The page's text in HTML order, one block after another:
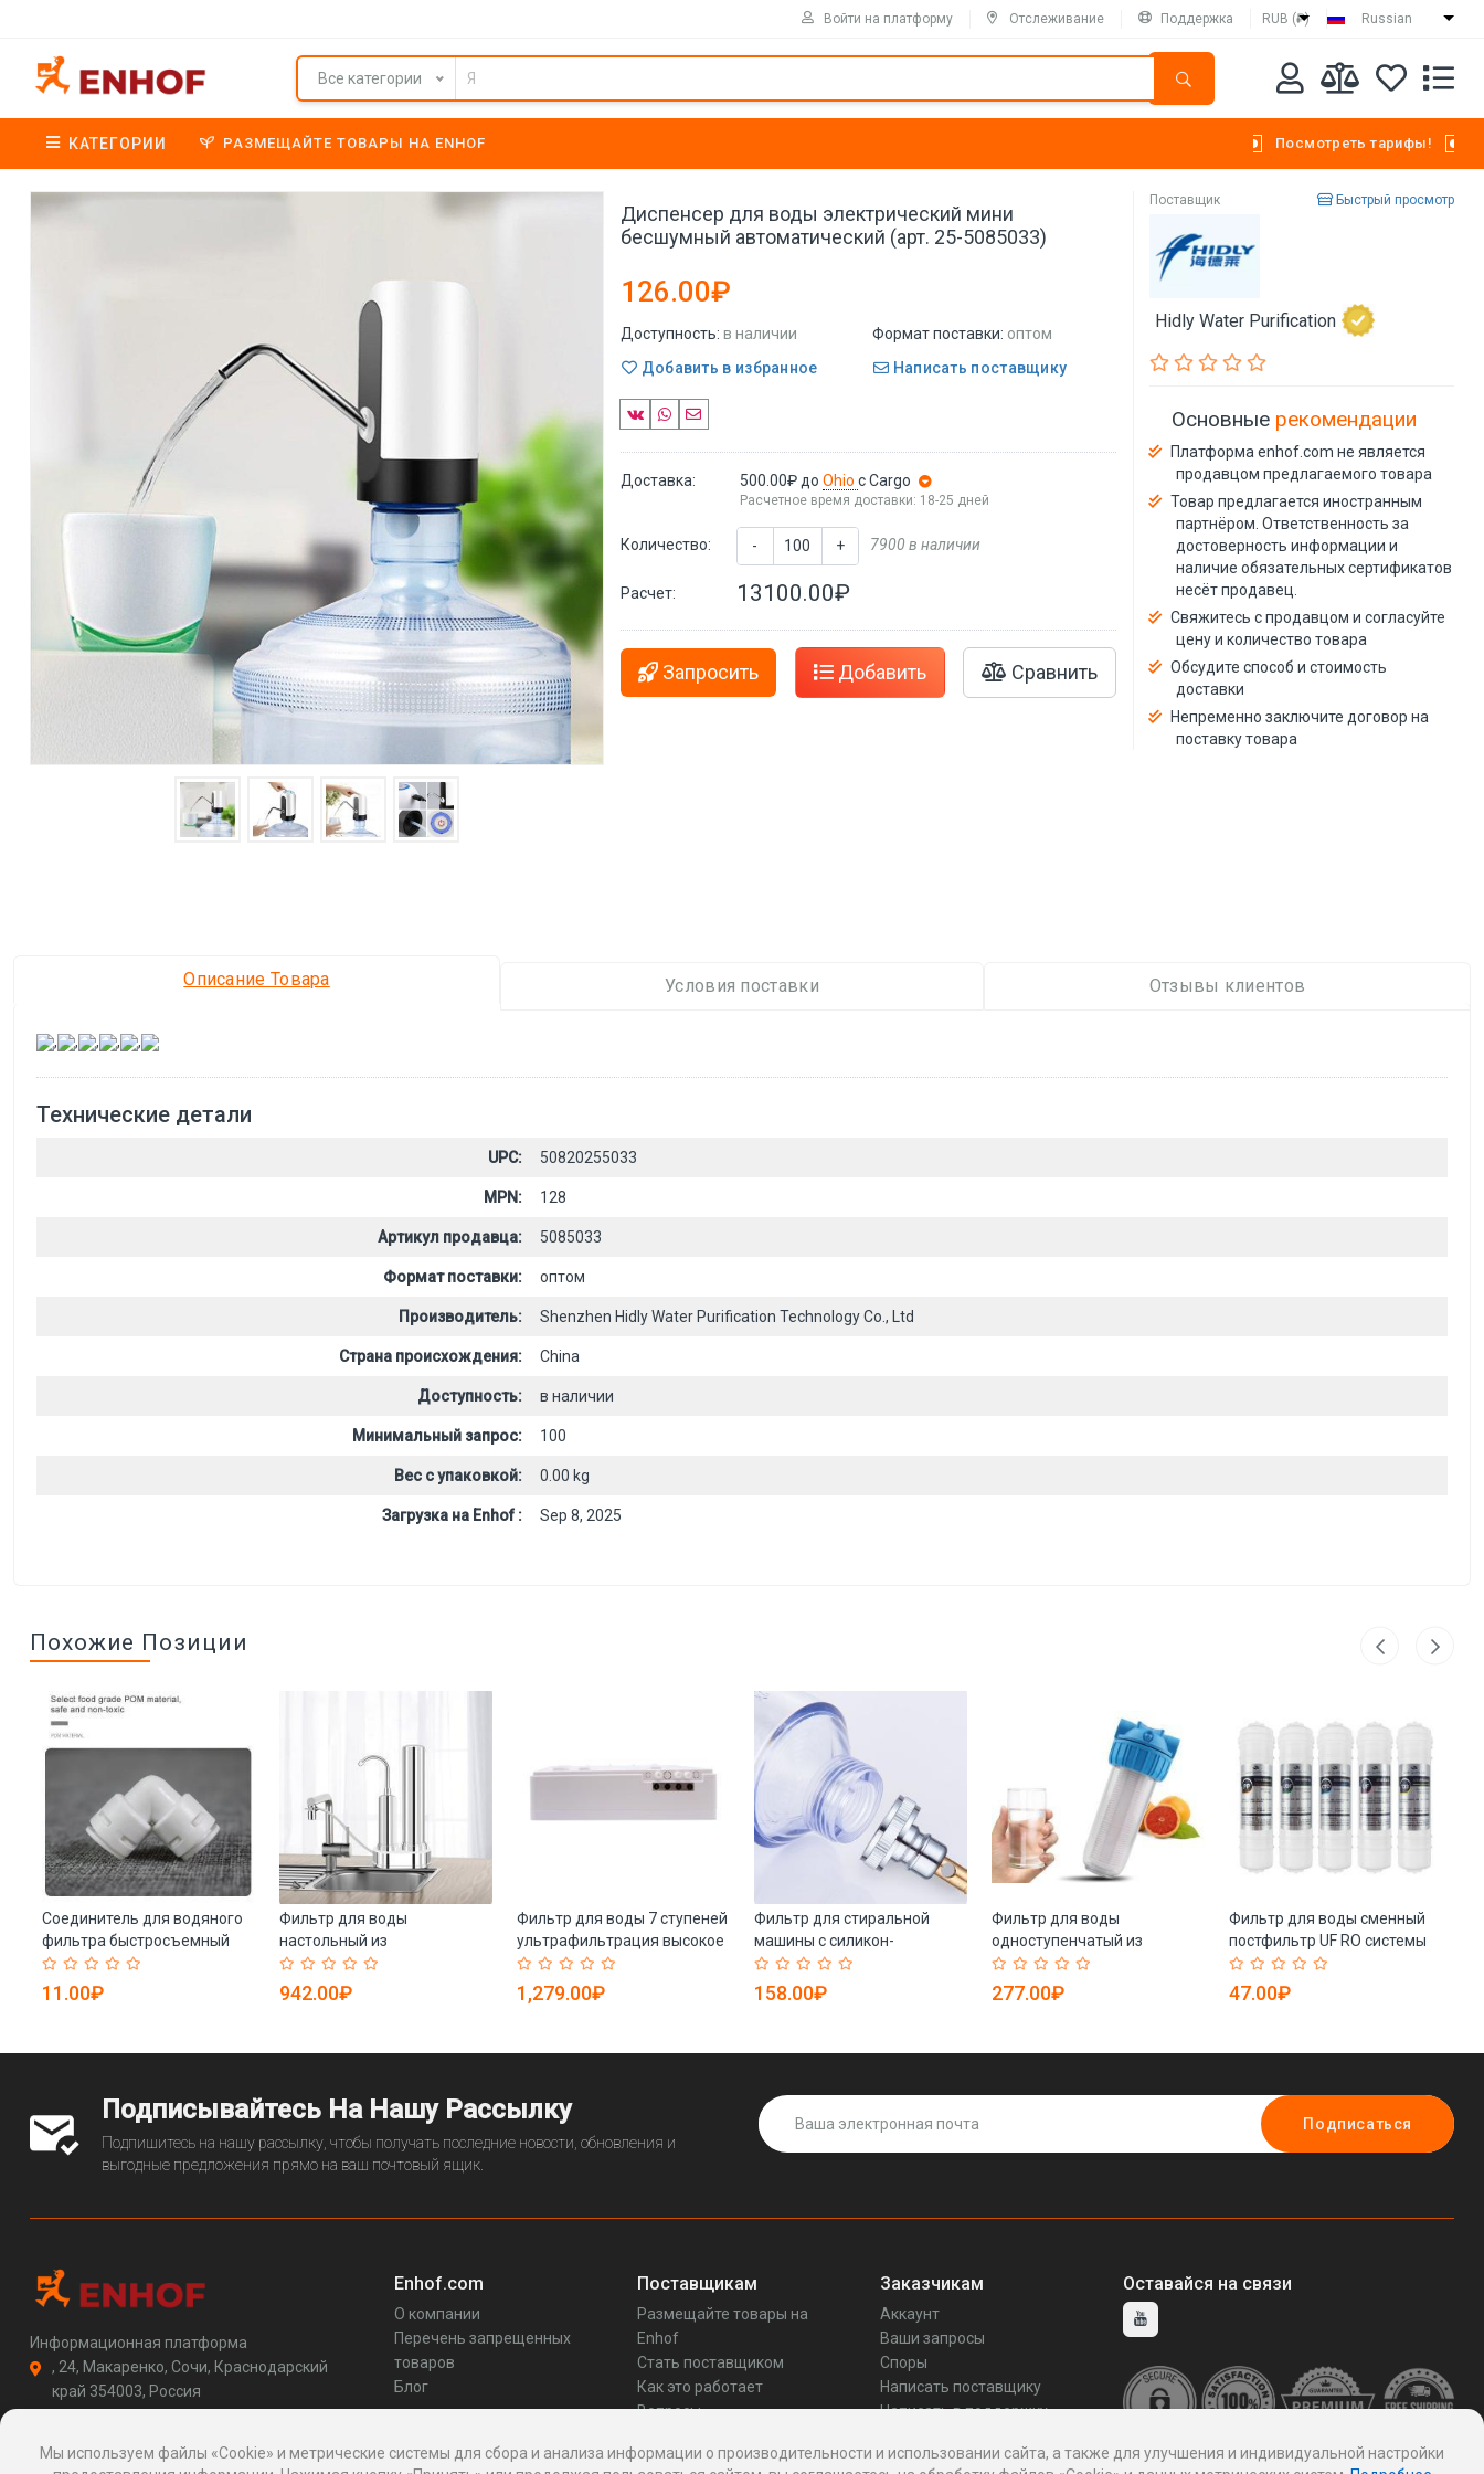
Войти на платформу Отслеживание Поддержка RUB (₽) Russian
Все категории
КАТЕГОРИИ РАЗМЕЩАЙТЕ ТОВАРЫ НА ENHOF Посмотреть тарифы!
Диспенсер для воды электрический мини
бесшумный автоматический (арт. 25-5085033)
126.00₽
Доступность: в наличии Формат поставки: оптом
Добавить в избранное
Написать поставщику
Доставка: 500.00₽ доOhioс Cargo
Расчетное время доставки: 18-25 дней
Количество: - + 7900 в наличии
Расчет: 13100.00₽
Запросить Добавить Сравнить
Поставщик Быстрый просмотр
Hidly Water Purification
Основные рекомендации
Платформа enhof.com не является
продавцом предлагаемого товара
Товар предлагается иностранным
партнёром. Ответственность за
достоверность информации и
наличие обязательных сертификатов
несёт продавец.
Свяжитесь с продавцом и согласуйте
цену и количество товара
Обсудите способ и стоимость
доставки
Непременно заключите договор на
поставку товара
Описание Товара Условия поставки Отзывы клиентов
, , , , ,
Технические детали
UPC: 50820255033
MPN: 128
Артикул продавца: 5085033
Формат поставки: оптом
Производитель: Shenzhen Hidly Water Purification Technology Co., Ltd
Страна происхождения: China
Доступность: в наличии
Минимальный запрос: 100
Вес с упаковкой: 0.00 kg
Загрузка на Enhof : Sep 8, 2025
Похожие Позиции
Соединитель для водяного
фильтра быстросъемный
угловой (арт. 25-5084859)
11.00₽
Фильтр для воды
настольный из
нержавеющей стали 304
моющийся (арт. 25-5085199)
942.00₽
Фильтр для воды 7 ступеней
ультрафильтрация высокое
качество (арт. 25-5085260)
1,279.00₽
Фильтр для стиральной
машины с силикон-
фосфорными кристаллами
(арт. 25-5085155)
158.00₽
Фильтр для воды
одноступенчатый из
нержавеющей стали (арт.
25-5085111)
277.00₽
Фильтр для воды сменный
постфильтр UF RO системы
(арт. 25-5085041)
47.00₽
Подписывайтесь На Нашу Рассылку
Подпишитесь на нашу рассылку, чтобы получать последние новости, обновления и
выгодные предложения прямо на ваш почтовый ящик.
Подписаться
Информационная платформа
, 24, Макаренко, Сочи, Краснодарский
край 354003, Россия
http://enhof.com
Enhof.com
О компании
Перечень запрещенных
товаров
Блог
Поставщикам
Размещайте товары на
Enhof
Стать поставщиком
Как это работает
Вопросы
Заказчикам
Аккаунт
Ваши запросы
Споры
Написать поставщику
Написать в поддержку
Оставайся на связи
Мы используем файлы «Cookie» и метрические системы для сбора и анализа информации о производительности и использовании сайта, а также для улучшения и индивидуальной настройки